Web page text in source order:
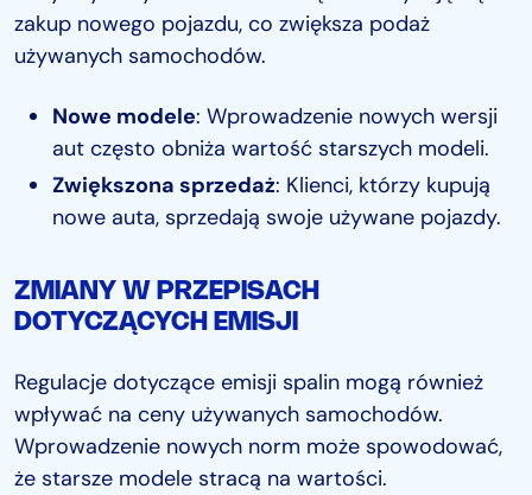
zakup nowego pojazdu, co zwiększa podaż
używanych samochodów.
Nowe modele: Wprowadzenie nowych wersji
aut często obniża wartość starszych modeli.
Zwiększona sprzedaż: Klienci, którzy kupują
nowe auta, sprzedają swoje używane pojazdy.
ZMIANY W PRZEPISACH
DOTYCZĄCYCH EMISJI
Regulacje dotyczące emisji spalin mogą również
wpływać na ceny używanych samochodów.
Wprowadzenie nowych norm może spowodować,
że starsze modele stracą na wartości.